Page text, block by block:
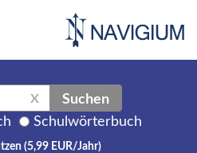
X Suchen
Schulwörterbuch
(5,99 EUR/Jahr)